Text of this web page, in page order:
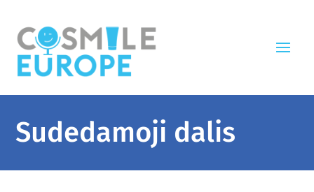
Sudedamoji dalis